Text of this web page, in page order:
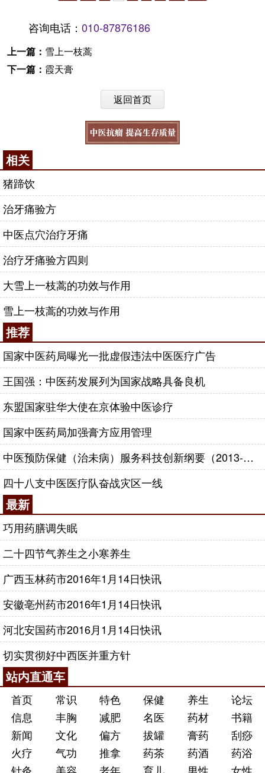
咨询电话： 010-87876186
上一篇： 雪上一枝蒿
下一篇： 霞天膏
返回首页
相关
猪蹄饮
治牙痛验方
中医点穴治疗牙痛
治疗牙痛验方四则
大雪上一枝蒿的功效与作用
雪上一枝蒿的功效与作用
推荐
国家中医药局曝光一批虚假违法中医医疗广告
王国强：中医药发展列为国家战略具备良机
东盟国家驻华大使在京体验中医诊疗
国家中医药局加强膏方应用管理
中医预防保健（治未病）服务科技创新纲要（2013-2020年）
四十八支中医医疗队奋战灾区一线
最新
巧用药膳调失眠
二十四节气养生之小寒养生
广西玉林药市2016年1月14日快讯
安徽亳州药市2016年1月14日快讯
河北安国药市2016月1月14日快讯
切实贯彻好中西医并重方针
站内直通车
首页 常识 特色 保健 养生
论坛
信息
丰胸 减肥 名医 药材
书籍
新闻
文化 偏方 拔罐 膏药
刮痧
火疗
气功 推拿 药茶 药酒
药浴